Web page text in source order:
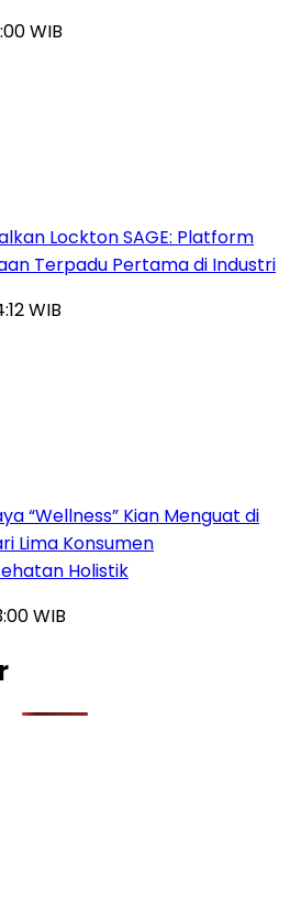
WIB
Lockton SAGE: Platform
Terpadu Pertama di Industri
WIB
“Wellness” Kian Menguat di
Lima Konsumen
Holistik
WIB